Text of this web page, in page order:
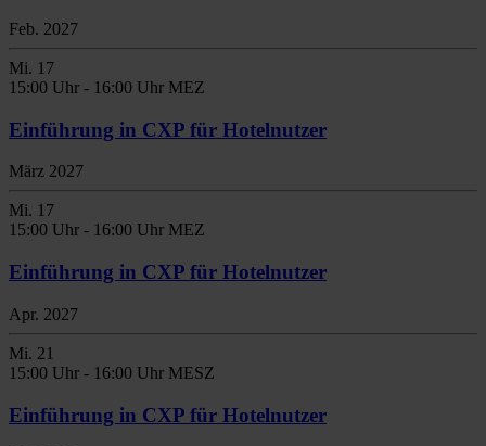
Feb. 2027
Mi. 17
15:00 Uhr - 16:00 Uhr MEZ
Einführung in CXP für Hotelnutzer
März 2027
Mi. 17
15:00 Uhr - 16:00 Uhr MEZ
Einführung in CXP für Hotelnutzer
Apr. 2027
Mi. 21
15:00 Uhr - 16:00 Uhr MESZ
Einführung in CXP für Hotelnutzer